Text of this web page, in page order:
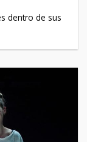
dentro de sus